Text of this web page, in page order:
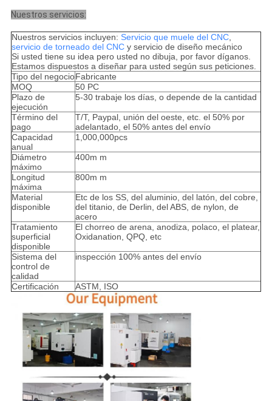
Nuestros servicios:
Nuestros servicios incluyen: Servicio que muele del CNC,
servicio de torneado del CNCy servicio de diseño mecánico
Si usted tiene su idea pero usted no dibuja, por favor díganos.
Estamos dispuestos a diseñar para usted según sus peticiones.
Tipo del negocioFabricante
MOQ
50 PC
Plazo de
ejecución
5-30 trabaje los días, o depende de la cantidad
Término del
pago
T/T, Paypal, unión del oeste, etc. el 50% por
adelantado, el 50% antes del envío
Capacidad
anual
1,000,000pcs
Diámetro
máximo
400m m
Longitud
máxima
800m m
Material
disponible
Etc de los SS, del aluminio, del latón, del cobre,
del titanio, de Derlin, del ABS, de nylon, de
acero
Tratamiento
superficial
disponible
El chorreo de arena, anodiza, polaco, el platear,
Oxidanation, QPQ, etc
Sistema del
control de
calidad
inspección 100% antes del envío
Certificación ASTM, ISO